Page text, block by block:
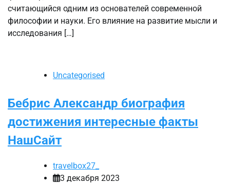
считающийся одним из основателей современной
философии и науки. Его влияние на развитие мысли и
исследования […]
Uncategorised
Бебрис Александр биография
достижения интересные факты
НашСайт
travelbox27_
3 декабря 2023